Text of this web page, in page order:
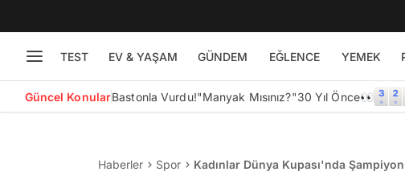
TEST EV & YAŞAM GÜNDEM EĞLENCE YEMEK
Güncel KonularBastonla Vurdu!"Manyak Mısınız?"30 Yıl Önce👀
Haberler Spor Kadınlar Dünya Kupası'nda